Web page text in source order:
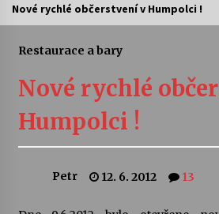
Sukuba Ensemble
kapkou
Veselí muzikanti
Nové rychlé občerstvení v Humpolci !
Restaurace a bary
Nové rychlé
Humpolci !
Petr 12. 6. 2012 13